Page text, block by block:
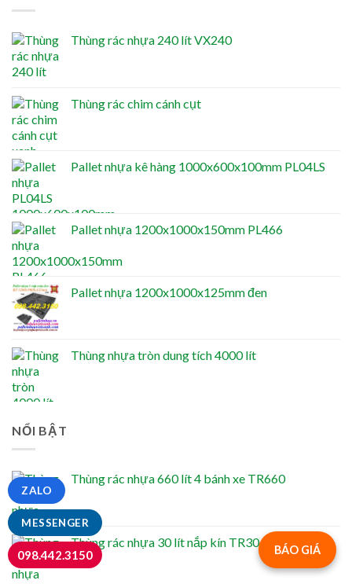
Thùng rác nhựa 240 lít VX240
Thùng rác chim cánh cụt
Pallet nhựa kê hàng 1000x600x100mm PL04LS
Pallet nhựa 1200x1000x150mm PL466
Pallet nhựa 1200x1000x125mm đen
Thùng nhựa tròn dung tích 4000 lít
NỔI BẬT
Thùng rác nhựa 660 lít 4 bánh xe TR660
Thùng rác nhựa 30 lít nắp kín TR30
BÁO GIÁ
MESSENGER
ZALO
098.442.3150